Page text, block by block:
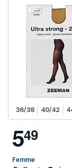
36/38 40/42
549
Femme